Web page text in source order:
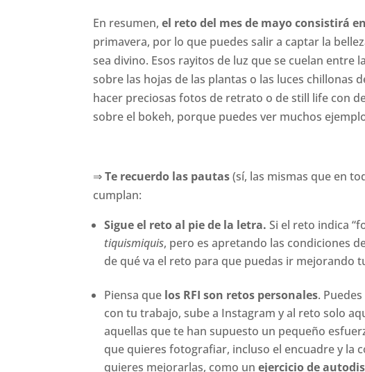
En resumen,el reto del mes de mayo consistirá
primavera, por lo que puedes salir a captar la
sea divino. Esos rayitos de luz que se cuelan
sobre las hojas de las plantas o las luces chillonas
hacer preciosas fotos de retrato o de still life con
sobre el bokeh, porque puedes ver muchos
⇒Te recuerdo las pautas(sí, las mismas que en
cumplan:
Sigue el reto al pie de la letra. Si el reto indica
tiquismiquis, pero es apretando las condiciones
de qué va el reto para que puedas ir mejorando
Piensa que los RFI son retos personales.
con tu trabajo, sube a Instagram y al reto solo
aquellas que te han supuesto un pequeño
que quieres fotografiar, incluso el encuadre y
quieres mejorarlas, como unejercicio de